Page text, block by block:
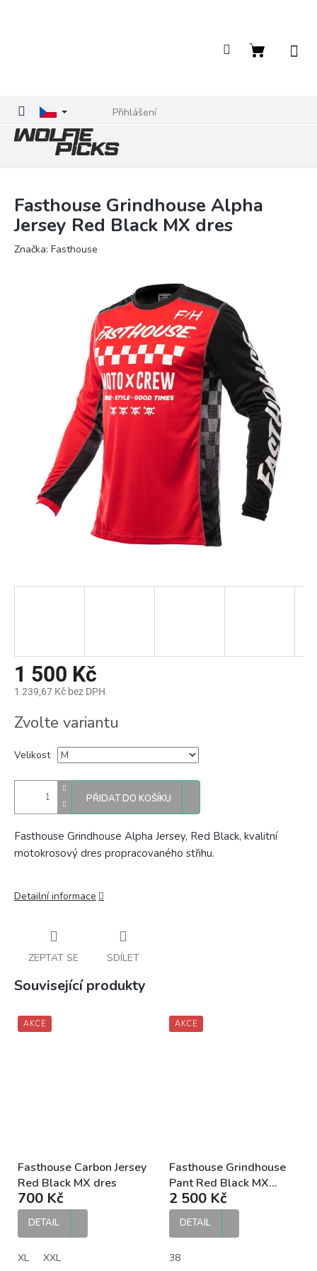
Přihlášení
Nákupní
Fasthouse Grindhouse Alpha
Jersey Red Black MX dres
Značka: Fasthouse
1 500 Kč
1 239,67 Kč bez DPH
cena:
Zvolte variantu
Velikost
PŘIDAT DO KOŠÍKU
Fasthouse Grindhouse Alpha Jersey, Red Black, kvalitní
motokrosový dres propracovaného střihu.
Detailní informace
ZEPTAT SE SDÍLET
Související produkty
AKCE
Fasthouse Carbon Jersey
Red Black MX dres
700 Kč
DETAIL
XL XXL
AKCE
Fasthouse Grindhouse
Pant Red Black MX
kalhoty
2 500 Kč
DETAIL
38